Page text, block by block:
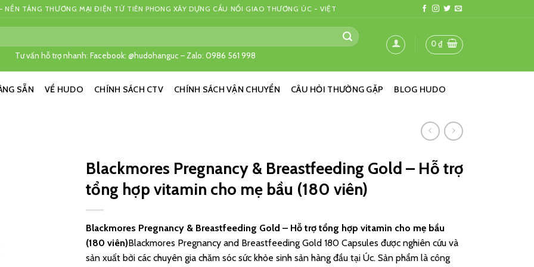
NỀN TẢNG THƯƠNG MẠI ĐIỆN TỬ TIÊN PHONG XÂY DỰNG CẦU NỐI GIAO THƯƠNG ÚC - VIỆT
Tư vấn hỗ trợ nhanh: Facebook: @hudohanguc – Zalo: 0986 561 998
0₫
SẴN VỀ HUDO CHÍNH SÁCH CTV CHÍNH SÁCH VẬN CHUYỂN CÂU HỎI THƯỜNG GẶP BLOG HUDO
Blackmores Pregnancy & Breastfeeding Gold – Hỗ trợ
tổng hợp vitamin cho mẹ bầu (180 viên)
Blackmores Pregnancy & Breastfeeding Gold – Hỗ trợ tổng hợp vitamin cho mẹ bầu
(180 viên)Blackmores Pregnancy and Breastfeeding Gold 180 Capsules được nghiên cứu và
sản xuất bởi các chuyên gia chăm sóc sức khỏe sinh sản hàng đầu tại Úc. Sản phẩm là công